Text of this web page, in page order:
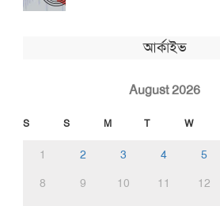
আর্কাইভ
August 2026
S S M T W
1 2 3 4 5
8
9 10 11 12